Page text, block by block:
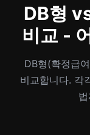
DB형
비교 -
DB형(확정급
비교합니다. 각